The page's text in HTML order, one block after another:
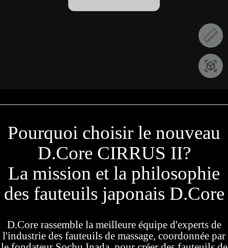
Pourquoi choisir le nouveau
D.Core CIRRUS II?
La mission et la philosophie
des fauteuils japonais D.Core
D.Core rassemble la meilleure équipe d'experts de
l'industrie des fauteuils de massage, coordonnée par